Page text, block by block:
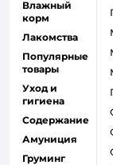
Влажный
корм
Лакомства
Популярные
товары
Уход и
гигиена
Содержание
Амуниция
Груминг